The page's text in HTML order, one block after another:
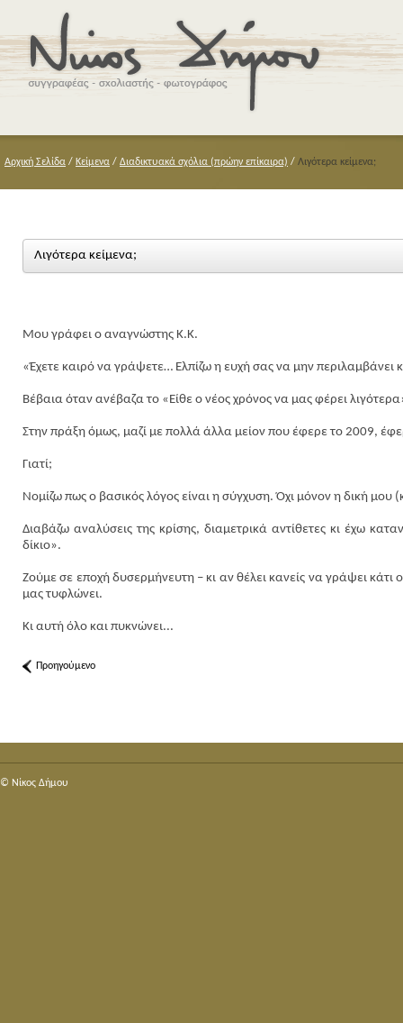
Αρχική Σελίδα / Κείμενα / Διαδικτυακά σχόλια (πρώην επίκαιρα) / Λιγότερα κείμενα;
Λιγότερα κείμενα;
Μου γράφει ο αναγνώστης Κ.Κ.
«Έχετε καιρό να γράψετε… Ελπίζω η ευχή σας να μην περιλαμβάνει
Βέβαια όταν ανέβαζα το «Είθε ο νέος χρόνος να μας φέρει
Στην πράξη όμως, μαζί με πολλά άλλα μείον που έφερε το 2009,
Γιατί;
Νομίζω πως ο βασικός λόγος είναι η σύγχυση. Όχι μόνον η δική μου
Διαβάζω αναλύσεις της κρίσης, διαμετρικά αντίθετες κι έχω
δίκιο».
Ζούμε σε εποχή δυσερμήνευτη – κι αν θέλει κανείς να γράψει κάτι
μας τυφλώνει.
Κι αυτή όλο και πυκνώνει...
Προηγούμενο
© Nίκος Δήμου